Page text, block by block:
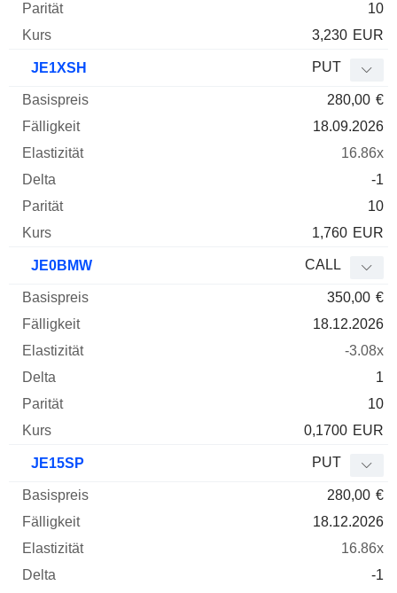
10
3,230 EUR
JE1XSH PUT
280,00 €
18.09.2026
16.86x
-1
10
1,760 EUR
JE0BMW CALL
350,00 €
18.12.2026
-3.08x
1
10
0,1700 EUR
JE15SP PUT
280,00 €
18.12.2026
16.86x
-1